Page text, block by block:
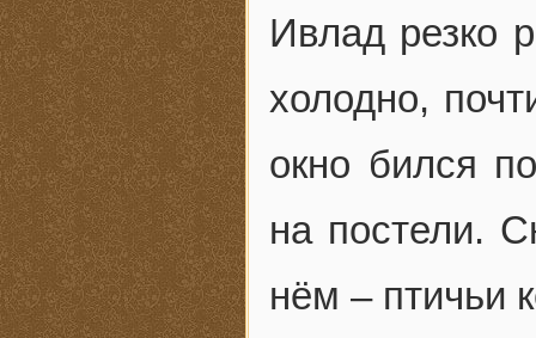
Ивлад резко
холодно,
окно бился
на постели.
нём – птичьи